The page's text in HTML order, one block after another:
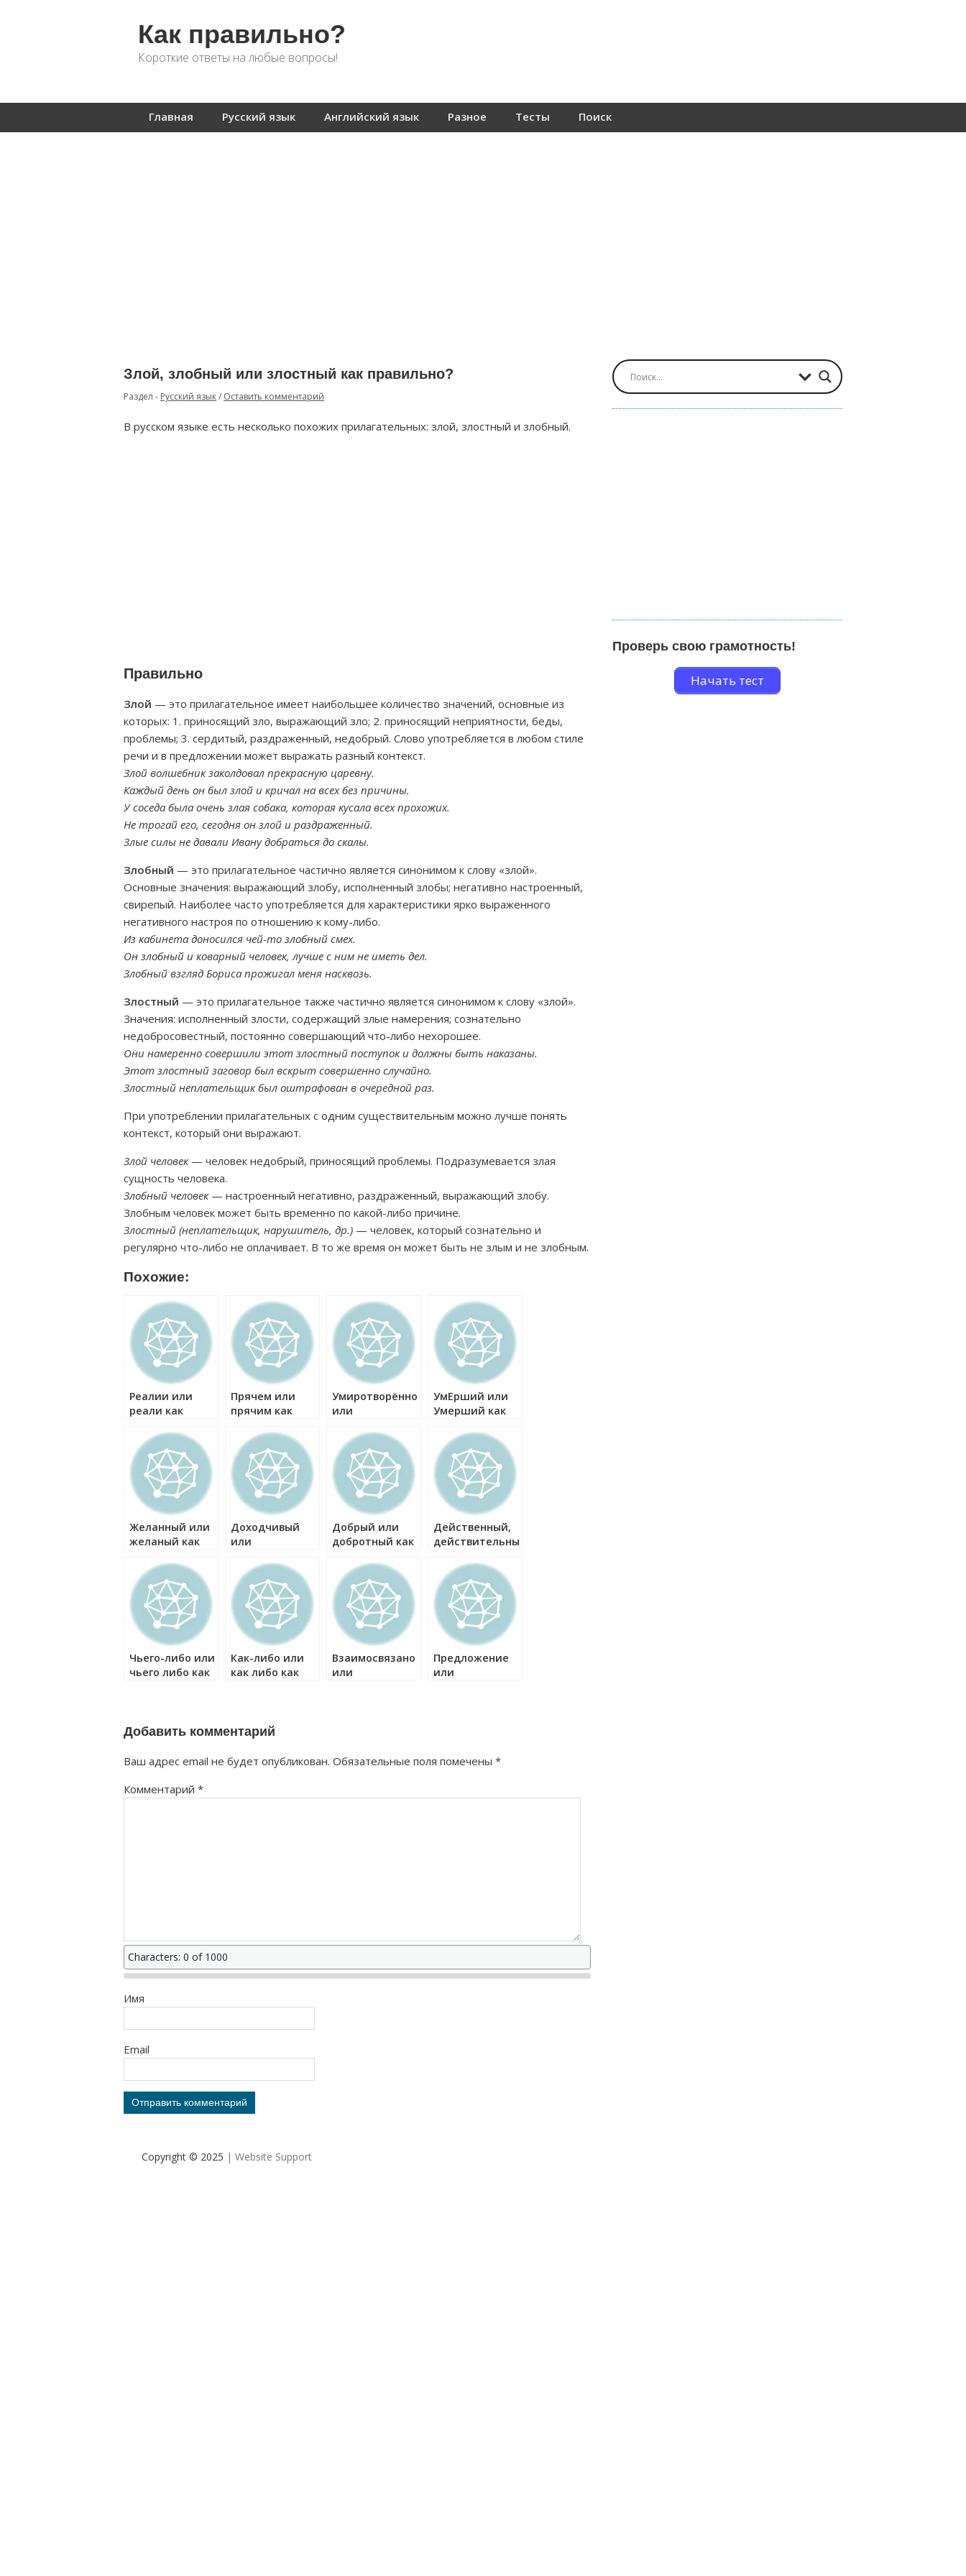
Как правильно?
Короткие ответы на любые вопросы!
Главная Русский язык Английский язык Разное Тесты Поиск
Злой, злобный или злостный как правильно?
Раздел - Русский язык/ Оставить комментарий
В русском языке есть несколько похожих прилагательных: злой, злостный и злобный.
Правильно
Злой — это прилагательное имеет наибольшее количество значений, основные из
которых: 1. приносящий зло, выражающий зло; 2. приносящий неприятности, беды,
проблемы; 3. сердитый, раздраженный, недобрый. Слово употребляется в любом стиле
речи и в предложении может выражать разный контекст.
Злой волшебник заколдовал прекрасную царевну.
Каждый день он был злой и кричал на всех без причины.
У соседа была очень злая собака, которая кусала всех прохожих.
Не трогай его, сегодня он злой и раздраженный.
Злые силы не давали Ивану добраться до скалы.
Злобный — это прилагательное частично является синонимом к слову «злой».
Основные значения: выражающий злобу, исполненный злобы; негативно настроенный,
свирепый. Наиболее часто употребляется для характеристики ярко выраженного
негативного настроя по отношению к кому-либо.
Из кабинета доносился чей-то злобный смех.
Он злобный и коварный человек, лучше с ним не иметь дел.
Злобный взгляд Бориса прожигал меня насквозь.
Злостный — это прилагательное также частично является синонимом к слову «злой».
Значения: исполненный злости, содержащий злые намерения; сознательно
недобросовестный, постоянно совершающий что-либо нехорошее.
Они намеренно совершили этот злостный поступок и должны быть наказаны.
Этот злостный заговор был вскрыт совершенно случайно.
Злостный неплательщик был оштрафован в очередной раз.
При употреблении прилагательных с одним существительным можно лучше понять
контекст, который они выражают.
Злой человек— человек недобрый, приносящий проблемы. Подразумевается злая
сущность человека.
Злобный человек— настроенный негативно, раздраженный, выражающий злобу.
Злобным человек может быть временно по какой-либо причине.
Злостный (неплательщик, нарушитель, др.) — человек, который сознательно и
регулярно что-либо не оплачивает. В то же время он может быть не злым и не злобным.
Похожие:
Реалии или
реали как
Прячем или
прячим как
Умиротворённо
или
как правильно?
УмЕрший или
Умерший как
Желанный или
желаный как
Доходчивый
или
как правильно?
Добрый или
добротный как
Действенный,
действительный
действующий
как правильно?
Чьего-либо или
чьего либо как
Как-либо или
как либо как
Взаимосвязано
или
Предложение
или
Добавить комментарий
Ваш адрес email не будет опубликован. Обязательные поля помечены *
Комментарий *
Characters: 0 of 1000
Имя
Email
Проверь свою грамотность!
Начать тест
Copyright © 2025 | Website Support